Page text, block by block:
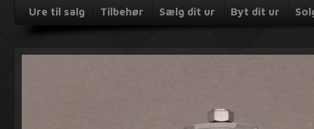
Ure til salg Tilbehør Sælg dit ur Byt dit ur